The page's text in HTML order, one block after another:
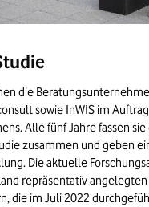
die
sowie InWIS im
Alle fünf Jahre fassen
zusammen und geben
Die aktuelle
repräsentativ
die im Juli 2022